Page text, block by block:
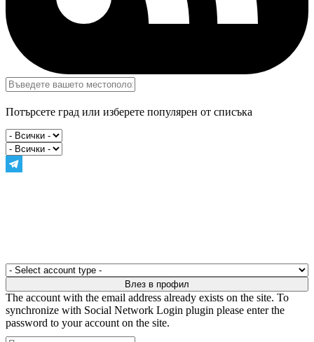
Потърсете град или изберете популярен от списъка
The account with the email address already exists on the site. To
synchronize with Social Network Login plugin please enter the
password to your account on the site.